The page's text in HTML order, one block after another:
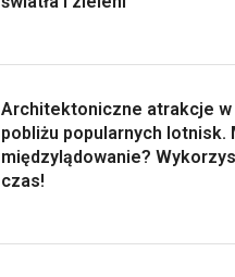
Architektoniczne atrakcje w
pobliżu popularnych lotnisk.
międzylądowanie?
czas!